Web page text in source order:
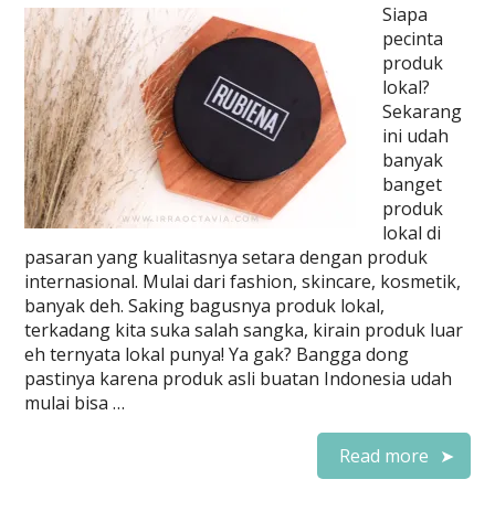
Siapa
pecinta
produk
lokal?
Sekarang
ini udah
banyak
banget
produk
lokal di
pasaran yang kualitasnya setara dengan produk
internasional. Mulai dari fashion, skincare, kosmetik,
banyak deh. Saking bagusnya produk lokal,
terkadang kita suka salah sangka, kirain produk luar
eh ternyata lokal punya! Ya gak? Bangga dong
pastinya karena produk asli buatan Indonesia udah
mulai bisa …
Read more